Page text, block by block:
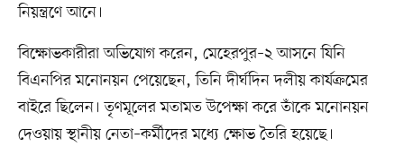
নিয়ন্ত্রণে আনে।
বিক্ষোভকারীরা অভিযোগ করেন, মেহেরপুর–২ আসনে যিনি
বিএনপির মনোনয়ন পেয়েছেন, তিনি দীর্ঘদিন দলীয় কার্যক্রমের
বাইরে ছিলেন। তৃণমূলের মতামত উপেক্ষা করে তাঁকে মনোনয়ন
দেওয়ায় স্থানীয় নেতা–কর্মীদের মধ্যে ক্ষোভ তৈরি হয়েছে।